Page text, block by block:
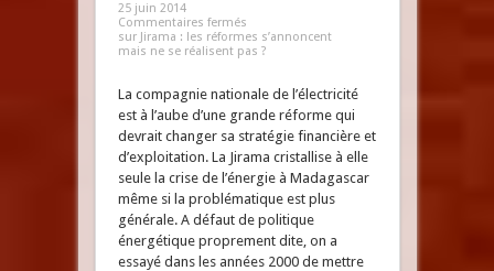
25 juin 2014
Commentaires fermés
sur Jirama : les réformes s’annoncent
mais ne se réalisent pas ?
La compagnie nationale de l’électricité
est à l’aube d’une grande réforme qui
devrait changer sa stratégie financière et
d’exploitation. La Jirama cristallise à elle
seule la crise de l’énergie à Madagascar
même si la problématique est plus
générale. A défaut de politique
énergétique proprement dite, on a
essayé dans les années 2000 de mettre